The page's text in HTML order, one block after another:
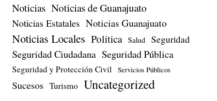
Noticias Noticias de Guanajuato
Noticias Estatales Noticias Guanajuato
Noticias Locales Politica Salud Seguridad
Seguridad Ciudadana Seguridad Pública
Seguridad y Protección Civil Servicios Públicos
Sucesos Turismo Uncategorized